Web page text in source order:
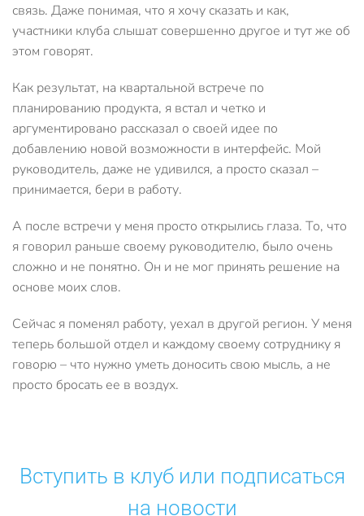
связь. Даже понимая, что я хочу сказать и как,
участники клуба слышат совершенно другое и тут же об
этом говорят.
Как результат, на квартальной встрече по
планированию продукта, я встал и четко и
аргументировано рассказал о своей идее по
добавлению новой возможности в интерфейс. Мой
руководитель, даже не удивился, а просто сказал –
принимается, бери в работу.
А после встречи у меня просто открылись глаза. То, что
я говорил раньше своему руководителю, было очень
сложно и не понятно. Он и не мог принять решение на
основе моих слов.
Сейчас я поменял работу, уехал в другой регион. У меня
теперь большой отдел и каждому своему сотруднику я
говорю – что нужно уметь доносить свою мысль, а не
просто бросать ее в воздух.
Вступить в клуб или подписаться
на новости